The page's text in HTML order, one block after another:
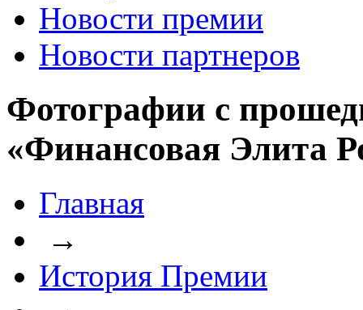
Новости премии
Новости партнеров
Фотографии с
«Финансовая Элита
Главная
→
История Премии